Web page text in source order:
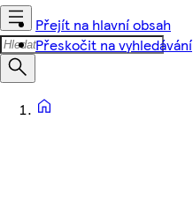
Přejít na hlavní obsah
Přeskočit na vyhledávání